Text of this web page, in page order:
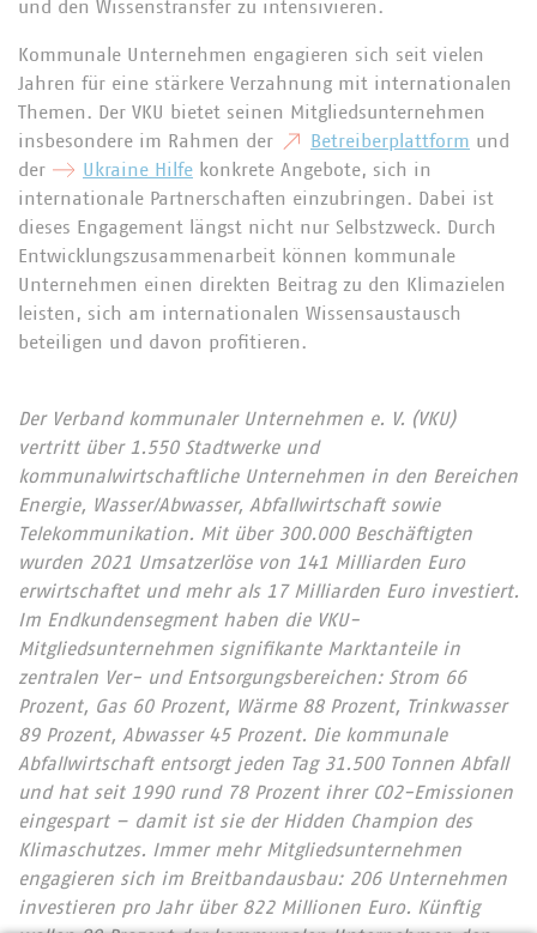
und den Wissenstransfer zu intensivieren.
Kommunale Unternehmen engagieren sich seit vielen
Jahren für eine stärkere Verzahnung mit internationalen
Themen. Der VKU bietet seinen Mitgliedsunternehmen
insbesondere im Rahmen der
Betreiberplattform und
der
Ukraine Hilfe konkrete Angebote, sich in
internationale Partnerschaften einzubringen. Dabei ist
dieses Engagement längst nicht nur Selbstzweck. Durch
Entwicklungszusammenarbeit können kommunale
Unternehmen einen direkten Beitrag zu den Klimazielen
leisten, sich am internationalen Wissensaustausch
beteiligen und davon profitieren.
Der Verband kommunaler Unternehmen e. V. (VKU)
vertritt über 1.550 Stadtwerke und
kommunalwirtschaftliche Unternehmen in den Bereichen
Energie, Wasser/Abwasser, Abfallwirtschaft sowie
Telekommunikation. Mit über 300.000 Beschäftigten
wurden 2021 Umsatzerlöse von 141 Milliarden Euro
erwirtschaftet und mehr als 17 Milliarden Euro investiert.
Im Endkundensegment haben die VKU-
Mitgliedsunternehmen signifikante Marktanteile in
zentralen Ver- und Entsorgungsbereichen: Strom 66
Prozent, Gas 60 Prozent, Wärme 88 Prozent, Trinkwasser
89 Prozent, Abwasser 45 Prozent. Die kommunale
Abfallwirtschaft entsorgt jeden Tag 31.500 Tonnen Abfall
und hat seit 1990 rund 78 Prozent ihrer CO2-Emissionen
eingespart – damit ist sie der Hidden Champion des
Klimaschutzes. Immer mehr Mitgliedsunternehmen
engagieren sich im Breitbandausbau: 206 Unternehmen
investieren pro Jahr über 822 Millionen Euro. Künftig